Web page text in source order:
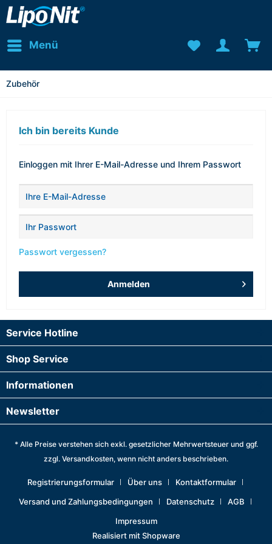
Menü
Zubehör
Ich bin bereits Kunde
Einloggen mit Ihrer E-Mail-Adresse und Ihrem Passwort
Passwort vergessen?
Anmelden
Service Hotline
Shop Service
Informationen
Newsletter
* Alle Preise verstehen sich exkl. gesetzlicher Mehrwertsteuer und ggf.
zzgl. Versandkosten, wenn nicht anders beschrieben.
Registrierungsformular Über uns
Kontaktformular
Versand und Zahlungsbedingungen
Datenschutz
AGB
Impressum
Realisiert mit Shopware